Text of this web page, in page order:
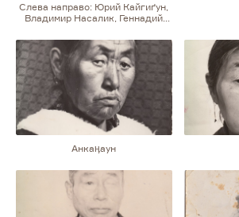
Слева направо: Юрий Кайгиґун,
Владимир Насалик, Геннадий
Анкаӊаун